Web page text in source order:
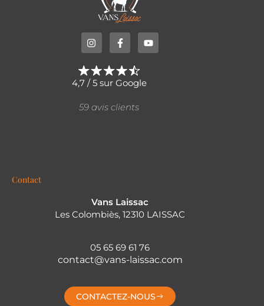
4,7 / 5 sur Google
59 avis clients
Contact
Vans Laissac
Les Colombiès, 12310 LAISSAC
05 65 69 61 76
contact@vans-laissac.com
CONTACTEZ-NOUS